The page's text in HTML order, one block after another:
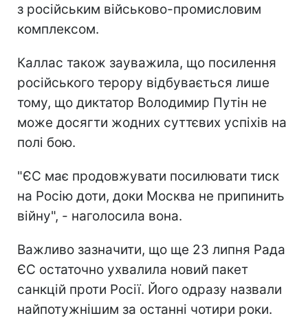
з російським військово-промисловим
комплексом.
Каллас також зауважила, що посилення
російського терору відбувається лише
тому, що диктатор Володимир Путін не
може досягти жодних суттєвих успіхів на
полі бою.
"ЄС має продовжувати посилювати тиск
на Росію доти, доки Москва не припинить
війну", - наголосила вона.
Важливо зазначити, що ще 23 липня Рада
ЄС остаточно ухвалила новий пакет
санкцій проти Росії. Його одразу назвали
найпотужнішим за останні чотири роки.